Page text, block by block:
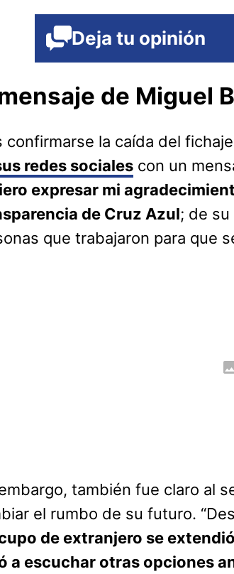
Deja tu opinión
de Miguel
confirmarse la caída del
redes sociales con un
expresar mi
de Cruz Azul; de
que trabajaron para que
también fue claro al
el rumbo de su futuro.
de extranjero se
a escuchar otras opciones